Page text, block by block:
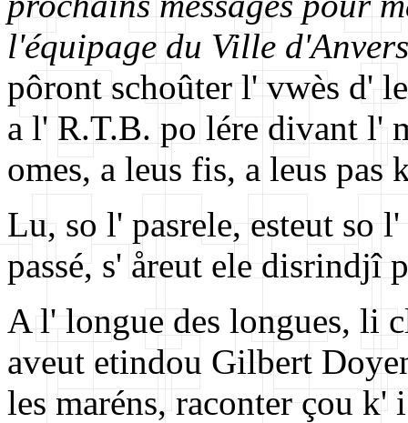
l'équipage du Ville d'Anvers
pôront schoûter l' vwès d'
a l' R.T.B. po lére divant l'
omes, a leus fis, a leus pas
Lu, so l' pasrele, esteut so
passé, s' åreut ele disrindjî
A l' longue des longues, li
aveut etindou Gilbert
les maréns, raconter çou